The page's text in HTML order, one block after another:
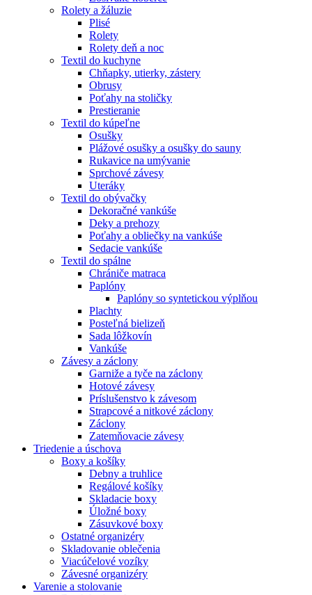
Rolety a žáluzie
Plisé
Rolety
Rolety deň a noc
Textil do kuchyne
Chňapky, utierky, zástery
Obrusy
Poťahy na stoličky
Prestieranie
Textil do kúpeľne
Osušky
Plážové osušky a osušky do sauny
Rukavice na umývanie
Sprchové závesy
Uteráky
Textil do obývačky
Dekoračné vankúše
Deky a prehozy
Poťahy a obliečky na vankúše
Sedacie vankúše
Textil do spálne
Chrániče matraca
Paplóny
Paplóny so syntetickou výplňou
Plachty
Posteľná bielizeň
Sada lôžkovín
Vankúše
Závesy a záclony
Garniže a tyče na záclony
Hotové závesy
Príslušenstvo k závesom
Strapcové a nitkové záclony
Záclony
Zatemňovacie závesy
Triedenie a úschova
Boxy a košíky
Debny a truhlice
Regálové košíky
Skladacie boxy
Úložné boxy
Zásuvkové boxy
Ostatné organizéry
Skladovanie oblečenia
Viacúčelové vozíky
Závesné organizéry
Varenie a stolovanie